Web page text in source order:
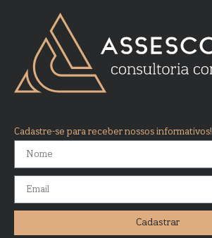
Cadastre-se para receber nossos informativos!
Cadastrar